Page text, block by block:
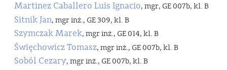
Martinez Caballero Luis Ignacio, mgr, GE 007b, kl. B
Sitnik Jan, mgr inż., GE 309, kl. B
Szymczak Marek, mgr inż., GE 014, kl. B
Święchowicz Tomasz, mgr inż., GE 007b, kl. B
Soból Cezary, mgr inż., GE 007b, kl. B